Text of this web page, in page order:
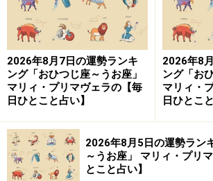
オフは、流行をチェック。期間限定ス
も盛り上がりそう。
おうし座（4月20日～5月20日
今週あなたが向き合うのは、これまで
った世界みたい。だから、「常識」が
2026年8月7日の運勢ランキ
ング「おひつじ座～うお座」
マリィ・プリマヴェラの【毎
日ひとこと占い】
2026年8
ング「お
マリィ・
日ひとこ
2026年8月5日の運勢ラン
～うお座」 マリィ・プリ
とこと占い】